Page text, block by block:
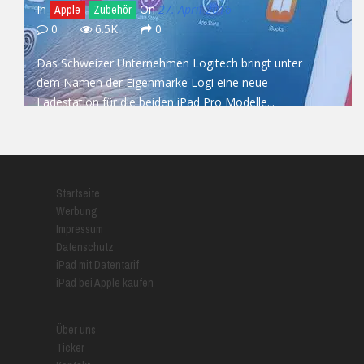
In Apple Zubehör On27. April 2016
0
6.5K 0
Das Schweizer Unternehmen Logitech bringt unter
dem Namen der Eigenmarke Logi eine neue
Ladestation für die beiden iPad Pro Modelle...
Startseite
Werbung
Impressum
Datenschutz
iPad mit Datentarif
iPad bei Apple kaufen
Über uns
Ticker